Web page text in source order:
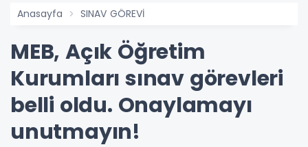
Anasayfa SINAV GÖREVİ
MEB, Açık Öğretim
Kurumları sınav görevleri
belli oldu. Onaylamayı
unutmayın!